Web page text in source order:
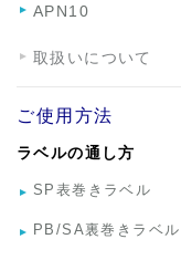
APN10
取扱いについて
ご使用方法
ラベルの通し方
SP表巻きラベル
PB/SA裏巻きラベル